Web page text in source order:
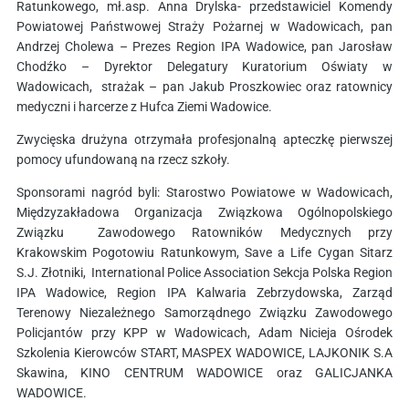
Ratunkowego, mł.asp. Anna Drylska- przedstawiciel Komendy
Powiatowej Państwowej Straży Pożarnej w Wadowicach, pan
Andrzej Cholewa – Prezes Region IPA Wadowice, pan Jarosław
Chodźko – Dyrektor Delegatury Kuratorium Oświaty w
Wadowicach, strażak – pan Jakub Proszkowiec oraz ratownicy
medyczni i harcerze z Hufca Ziemi Wadowice.
Zwycięska drużyna otrzymała profesjonalną apteczkę pierwszej
pomocy ufundowaną na rzecz szkoły.
Sponsorami nagród byli: Starostwo Powiatowe w Wadowicach,
Międzyzakładowa Organizacja Związkowa Ogólnopolskiego
Związku Zawodowego Ratowników Medycznych przy
Krakowskim Pogotowiu Ratunkowym, Save a Life Cygan Sitarz
S.J. Złotniki, International Police Association Sekcja Polska Region
IPA Wadowice, Region IPA Kalwaria Zebrzydowska, Zarząd
Terenowy Niezależnego Samorządnego Związku Zawodowego
Policjantów przy KPP w Wadowicach, Adam Nicieja Ośrodek
Szkolenia Kierowców START, MASPEX WADOWICE, LAJKONIK S.A
Skawina, KINO CENTRUM WADOWICE oraz GALICJANKA
WADOWICE.